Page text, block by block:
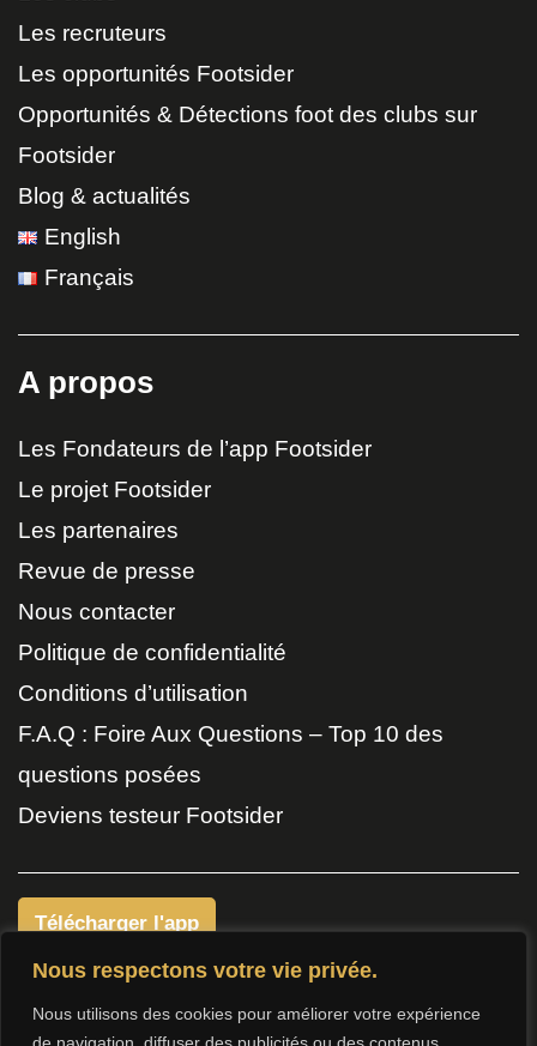
Nous respectons votre vie privée.
Nous utilisons des cookies pour améliorer votre expérience
Les recruteurs
Les opportunités Footsider
Opportunités & Détections foot des clubs sur
Footsider
Blog & actualités
English
Français
A propos
Les Fondateurs de l’app Footsider
Le projet Footsider
Les partenaires
Revue de presse
Nous contacter
Politique de confidentialité
Conditions d’utilisation
F.A.Q : Foire Aux Questions – Top 10 des
questions posées
Deviens testeur Footsider
Télécharger l'app